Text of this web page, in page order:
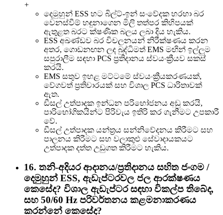
+
දෙමුහුන් ESS හට බිල්ට්-ඉන් සංවේදක හරහා බර
වෙනස්වීම් හඳුනාගෙන මිලි තත්පර කිහිපයක්
ඇතුළත බරට ක්ෂණික බලය ලබා දිය හැකිය.
ESS අඛණ්ඩව බර විචලනයන් නිරීක්ෂණය කරන
අතර, ගොඩනඟන ලද බුද්ධිමත් EMS මඟින් ඉල්ලුම
සපුරාලීම සඳහා PCS ප්‍රතිදානය ස්වයංක්‍රීයව සකස්
කරයි.
EMS සතුව ඉහළ මට්ටමේ ස්වයංක්‍රීයකරණයක්,
වේගවත් ප්‍රතිචාරයක් සහ විශාල PCS ධාරිතාවක්
ඇත.
ඩීසල් උත්පාදක ඉන්ධන පරිභෝජනය අඩු කරයි,
පාරිභෝගිකයින්ට පිරිවැය ඉතිරි කර ගැනීමට උපකාරී
වේ.
ඩීසල් උත්පාදක යන්ත්‍රය සන්නිවේදනය කිරීමට සහ
පාලනය කිරීමට සහ වලාකුළු සේවාදායකයට
උත්පාදක දත්ත උඩුගත කිරීමට හැකිය.
16. තනි-අදියර ආදානය/ප්‍රතිදානය සහිත ජංගම /
දෙමුහුන් ESS, ඇඩැප්ටරවල ජල ආරක්ෂණය
කෙසේද? විශාල ඇඩැප්ටර සඳහා විකල්ප තිබේද,
සහ 50/60 Hz පරිවර්තනය කළමනාකරණය
කරන්නේ කෙසේද?